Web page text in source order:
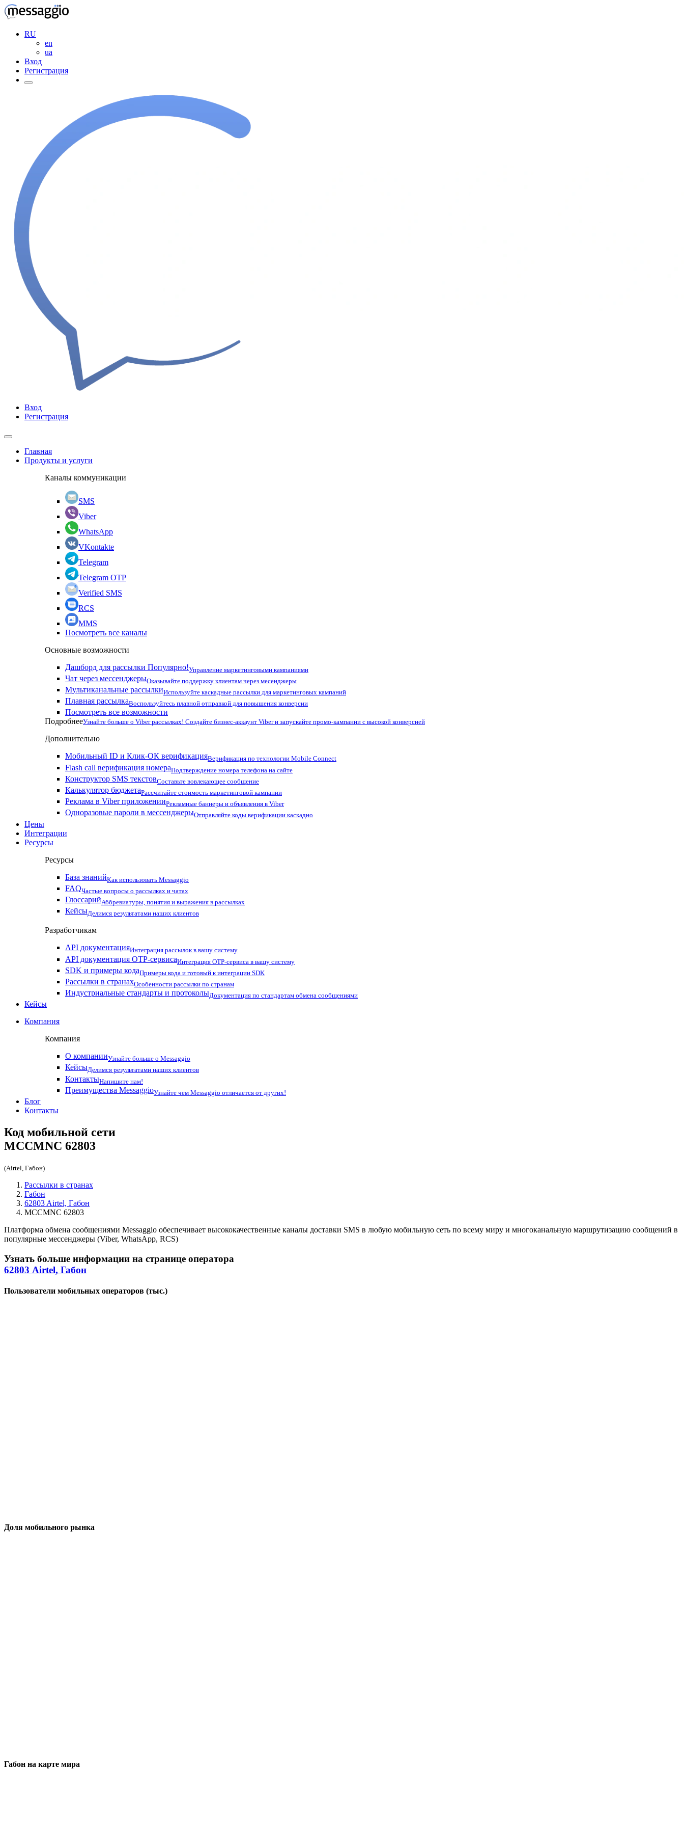
RU
en
ua
Вход
Регистрация
Вход
Регистрация
Главная
Продукты и услуги
Каналы коммуникации
SMS
Viber
WhatsApp
VKontakte
Telegram
Telegram OTP
Verified SMS
RCS
MMS
Посмотреть все каналы
Основные возможности
Дашборд для рассылки Популярно!Управление маркетинговыми кампаниями
Чат через мессенджерыОказывайте поддержку клиентам через месенджеры
Мультиканальные рассылкиИспользуйте каскадные рассылки для маркетинговых кампаний
Плавная рассылкаВоспользуйтесь плавной отправкой для повышения конверсии
Посмотреть все возможности
ПодробнееУзнайте больше о Viber рассылках! Создайте бизнес-аккаунт Viber и запускайте промо-кампании с высокой конверсией
Дополнительно
Мобильный ID и Клик-ОК верификацияВерификация по технологии Mobile Connect
Flash call верификация номераПодтверждение номера телефона на сайте
Конструктор SMS текстовСоставьте вовлекающее сообщение
Калькулятор бюджетаРассчитайте стоимость маркетинговой кампании
Реклама в Viber приложенииРекламные баннеры и объявления в Viber
Одноразовые пароли в мессенджерыОтправляйте коды верификации каскадно
Цены
Интеграции
Ресурсы
Ресурсы
База знанийКак использовать Messaggio
FAQЧастые вопросы о рассылках и чатах
ГлоссарийАббревиатуры, понятия и выражения в рассылках
КейсыДелимся результатами наших клиентов
Разработчикам
API документацияИнтеграция рассылок в вашу систему
API документация OTP-сервисаИнтеграция OTP-сервиса в вашу систему
SDK и примеры кодаПримеры кода и готовый к интеграции SDK
Рассылки в странахОсобенности рассылки по странам
Индустриальные стандарты и протоколыДокументация по стандартам обмена сообщениями
Кейсы
Компания
Компания
О компанииУзнайте больше о Messaggio
КейсыДелимся результатами наших клиентов
КонтактыНапишите нам!
Преимущества MessaggioУзнайте чем Messaggio отличается от других!
Блог
Контакты
Код мобильной сети
MCCMNC 62803
(Airtel, Габон)
Рассылки в странах
Габон
62803 Airtel, Габон
MCCMNC 62803
Платформа обмена сообщениями Messaggio обеспечивает высококачественные каналы доставки SMS в любую мобильную сеть по всему миру и многоканальную маршрутизацию сообщений в
популярные мессенджеры (Viber, WhatsApp, RCS)
Узнать больше информации на странице оператора
62803 Airtel, Габон
Пользователи мобильных операторов (тыс.)
Доля мобильного рынка
Габон на карте мира